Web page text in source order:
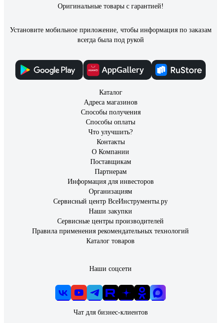
Оригинальные товары с гарантией!
Установите мобильное приложение, чтобы информация по заказам
всегда была под рукой
Каталог
Адреса магазинов
Способы получения
Способы оплаты
Что улучшить?
Контакты
О Компании
Поставщикам
Партнерам
Информация для инвесторов
Организациям
Сервисный центр ВсеИнструменты.ру
Наши закупки
Сервисные центры производителей
Правила применения рекомендательных технологий
Каталог товаров
Наши соцсети
Чат для бизнес-клиентов